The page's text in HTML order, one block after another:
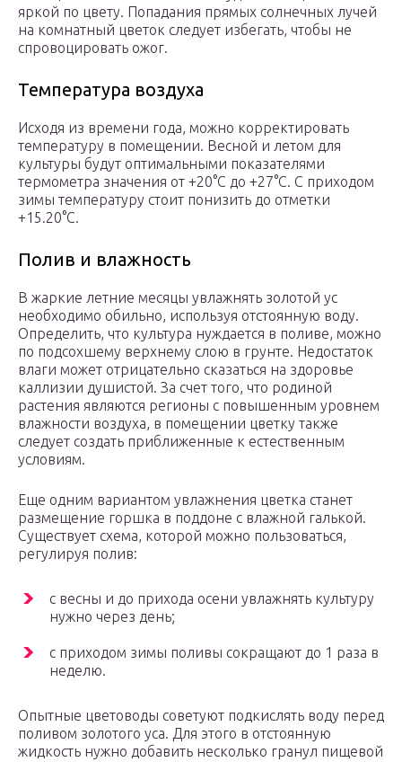
яркой по цвету. Попадания прямых солнечных лучей
на комнатный цветок следует избегать, чтобы не
спровоцировать ожог.
Температура воздуха
Исходя из времени года, можно корректировать
температуру в помещении. Весной и летом для
культуры будут оптимальными показателями
термометра значения от +20°C до +27°C. С приходом
зимы температуру стоит понизить до отметки
+15.20°C.
Полив и влажность
В жаркие летние месяцы увлажнять золотой ус
необходимо обильно, используя отстоянную воду.
Определить, что культура нуждается в поливе, можно
по подсохшему верхнему слою в грунте. Недостаток
влаги может отрицательно сказаться на здоровье
каллизии душистой. За счет того, что родиной
растения являются регионы с повышенным уровнем
влажности воздуха, в помещении цветку также
следует создать приближенные к естественным
условиям.
Еще одним вариантом увлажнения цветка станет
размещение горшка в поддоне с влажной галькой.
Существует схема, которой можно пользоваться,
регулируя полив:
с весны и до прихода осени увлажнять культуру
нужно через день;
с приходом зимы поливы сокращают до 1 раза в
неделю.
Опытные цветоводы советуют подкислять воду перед
поливом золотого уса. Для этого в отстоянную
жидкость нужно добавить несколько гранул пищевой